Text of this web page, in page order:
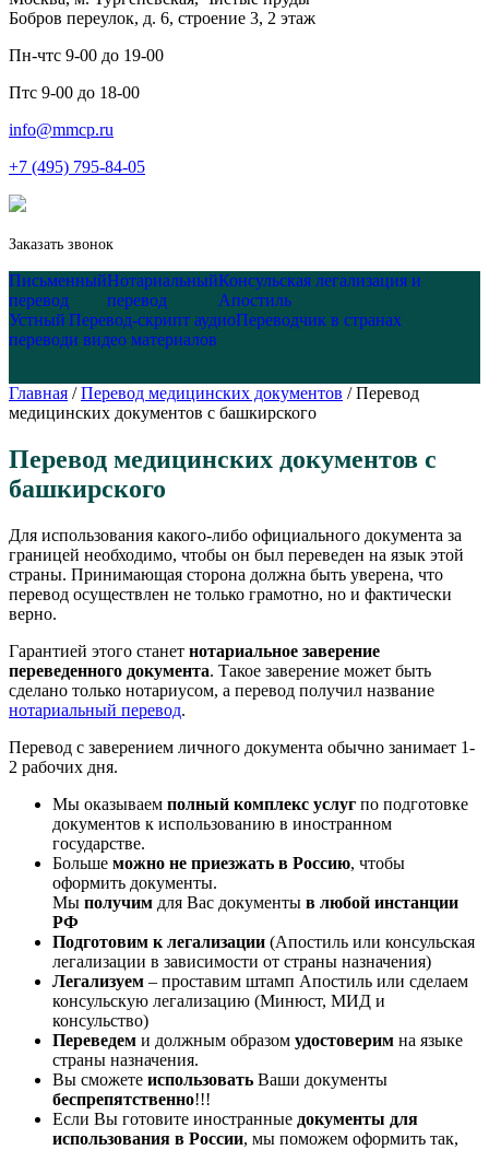
Бобров переулок, д. 6, строение 3, 2 этаж
Пн-чтс 9-00 до 19-00
Птс 9-00 до 18-00
info@mmcp.ru
+7 (495) 795-84-05
Заказать звонок
Письменный
перевод
Нотариальный
перевод
Консульская легализация и
Апостиль
Устный
перевод
Перевод-скрипт аудио
и видео материалов
Переводчик в странах
Главная / Перевод медицинских документов / Перевод
медицинских документов с башкирского
Перевод медицинских документов с
башкирского
Для использования какого-либо официального документа за
границей необходимо, чтобы он был переведен на язык этой
страны. Принимающая сторона должна быть уверена, что
перевод осуществлен не только грамотно, но и фактически
верно.
Гарантией этого станет нотариальное заверение
переведенного документа. Такое заверение может быть
сделано только нотариусом, а перевод получил название
нотариальный перевод.
Перевод с заверением личного документа обычно занимает 1-
2 рабочих дня.
Мы оказываем полный комплекс услуг по подготовке
документов к использованию в иностранном
государстве.
Больше можно не приезжать в Россию, чтобы
оформить документы.
Мы получим для Вас документы в любой инстанции
РФ
Подготовим к легализации (Апостиль или консульская
легализации в зависимости от страны назначения)
Легализуем – проставим штамп Апостиль или сделаем
консульскую легализацию (Минюст, МИД и
консульство)
Переведем и должным образом удостоверим на языке
страны назначения.
Вы сможете использовать Ваши документы
беспрепятственно!!!
Если Вы готовите иностранные документы для
использования в России, мы поможем оформить так,